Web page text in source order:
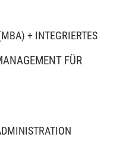
+ INTEGRIERTES
FÜR